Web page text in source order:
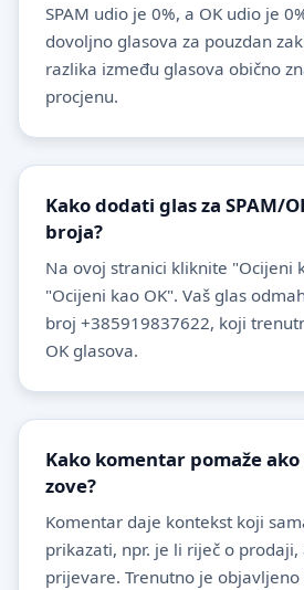
SPAM udio je 0%, a OK udio je
dovoljno glasova za pouzdan
razlika između glasova obično
procjenu.
Kako dodati glas za SPAM/
broja?
Na ovoj stranici kliknite "Ocijeni
"Ocijeni kao OK". Vaš glas
broj +385919837622, koji
OK glasova.
Kako komentar pomaže
zove?
Komentar daje kontekst koji
prikazati, npr. je li riječ o
prijevare. Trenutno je